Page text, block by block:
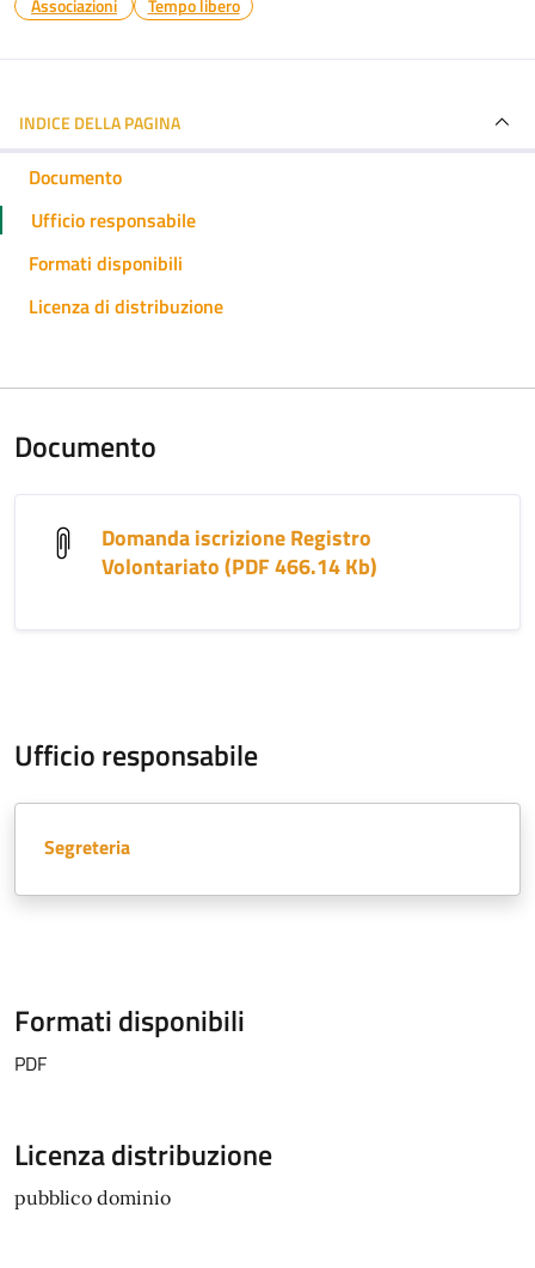
Associazioni Tempo libero
INDICE DELLA PAGINA
Documento
Ufficio responsabile
Formati disponibili
Licenza di distribuzione
Documento
Domanda iscrizione Registro
Volontariato (PDF 466.14 Kb)
Ufficio responsabile
Segreteria
Formati disponibili
PDF
Licenza distribuzione
pubblico dominio